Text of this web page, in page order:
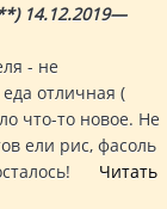
14.12.2019—
- не
отличная (
что-то новое. Не
ели рис, фасоль
Читать